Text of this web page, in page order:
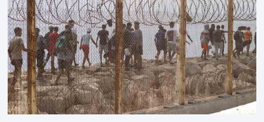
كبيرة من المياه إلى داخل المركب أثناء مزاولته نشاط الصيد البحري، قبل
أن تتفاقم الوضعية وينتهي الأمر بغرقه، ما استنفر عدداً من مراكب […]